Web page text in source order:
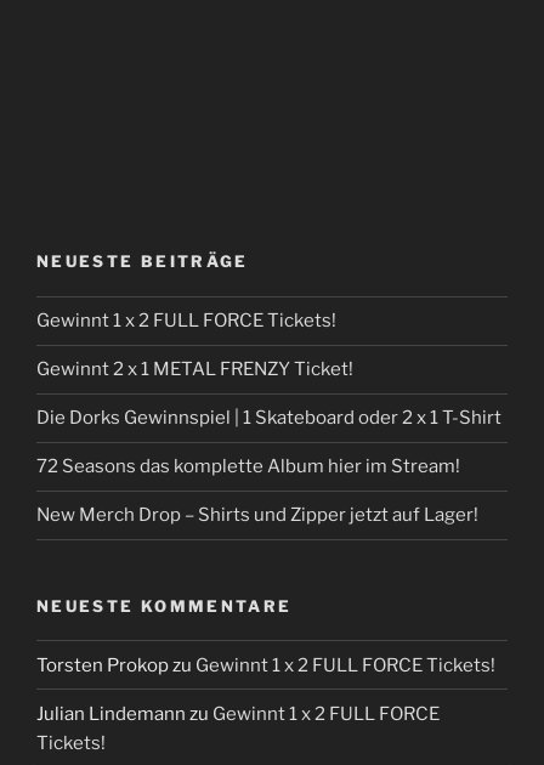
NEUESTE BEITRÄGE
Gewinnt 1 x 2 FULL FORCE Tickets!
Gewinnt 2 x 1 METAL FRENZY Ticket!
Die Dorks Gewinnspiel | 1 Skateboard oder 2 x 1 T-Shirt
72 Seasons das komplette Album hier im Stream!
New Merch Drop – Shirts und Zipper jetzt auf Lager!
NEUESTE KOMMENTARE
Torsten Prokopzu Gewinnt 1 x 2 FULL FORCE Tickets!
Julian Lindemann zu Gewinnt 1 x 2 FULL FORCE
Tickets!